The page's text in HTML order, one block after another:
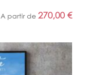
A partir de270,00€